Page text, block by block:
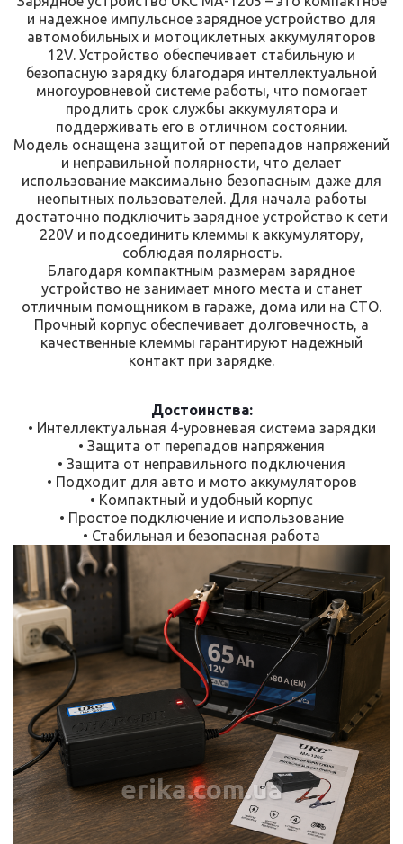
и надежное импульсное зарядное устройство для
автомобильных и мотоциклетных аккумуляторов
12V. Устройство обеспечивает стабильную и
безопасную зарядку благодаря интеллектуальной
многоуровневой системе работы, что помогает
продлить срок службы аккумулятора и
поддерживать его в отличном состоянии.
Модель оснащена защитой от перепадов напряжений
и неправильной полярности, что делает
использование максимально безопасным даже для
неопытных пользователей. Для начала работы
достаточно подключить зарядное устройство к сети
220V и подсоединить клеммы к аккумулятору,
соблюдая полярность.
Благодаря компактным размерам зарядное
устройство не занимает много места и станет
отличным помощником в гараже, дома или на СТО.
Прочный корпус обеспечивает долговечность, а
качественные клеммы гарантируют надежный
контакт при зарядке.
Достоинства:
• Интеллектуальная 4-уровневая система зарядки
• Защита от перепадов напряжения
• Защита от неправильного подключения
• Подходит для авто и мото аккумуляторов
• Компактный и удобный корпус
• Простое подключение и использование
• Стабильная и безопасная работа
erika.com.ua